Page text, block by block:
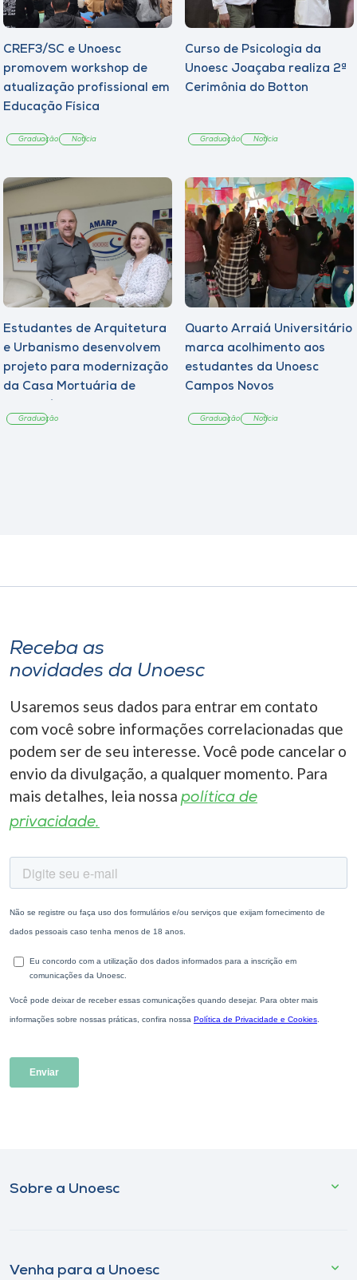
CREF3/SC e Unoesc
promovem workshop de
atualização profissional em
Educação Física
Graduação Notícia
Curso de Psicologia da
Unoesc Joaçaba realiza 2ª
Cerimônia do Botton
Graduação Notícia
Estudantes de Arquitetura
e Urbanismo desenvolvem
projeto para modernização
da Casa Mortuária de
Graduação
Quarto Arraiá Universitário
marca acolhimento aos
estudantes da Unoesc
Campos Novos
Graduação Notícia
Receba as
novidades da Unoesc
Usaremos seus dados para entrar em contato
com você sobre informações correlacionadas que
podem ser de seu interesse. Você pode cancelar o
envio da divulgação, a qualquer momento. Para
mais detalhes, leia nossa política de
privacidade.
Sobre a Unoesc
Venha para a Unoesc